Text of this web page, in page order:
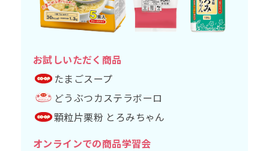
お試しいただく商品
たまごスープ
どうぶつカステラボーロ
顆粒片栗粉 とろみちゃん
オンラインでの商品学習会